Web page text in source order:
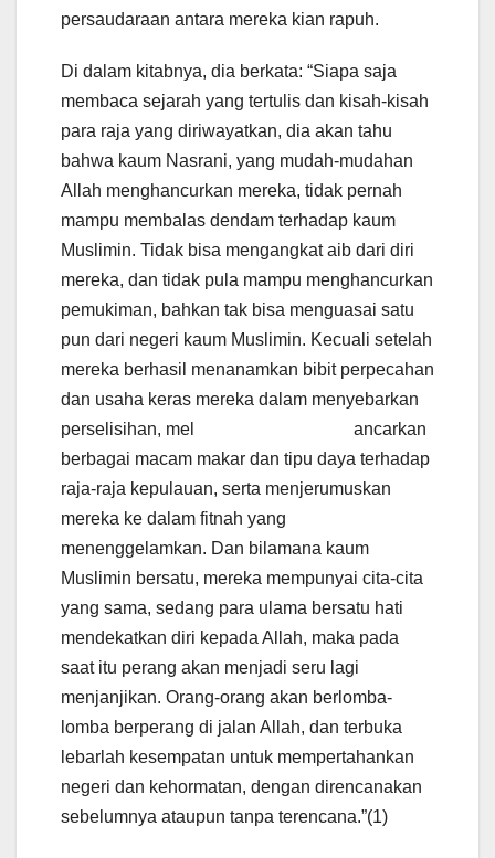
persaudaraan antara mereka kian rapuh.
Di dalam kitabnya, dia berkata: “Siapa saja
membaca sejarah yang tertulis dan kisah-kisah
para raja yang diriwayatkan, dia akan tahu
bahwa kaum Nasrani, yang mudah-mudahan
Allah menghancurkan mereka, tidak pernah
mampu membalas dendam terhadap kaum
Muslimin. Tidak bisa mengangkat aib dari diri
mereka, dan tidak pula mampu menghancurkan
pemukiman, bahkan tak bisa menguasai satu
pun dari negeri kaum Muslimin. Kecuali setelah
mereka berhasil menanamkan bibit perpecahan
dan usaha keras mereka dalam menyebarkan
perselisihan, mel ancarkan
berbagai macam makar dan tipu daya terhadap
raja-raja kepulauan, serta menjerumuskan
mereka ke dalam fitnah yang
menenggelamkan. Dan bilamana kaum
Muslimin bersatu, mereka mempunyai cita-cita
yang sama, sedang para ulama bersatu hati
mendekatkan diri kepada Allah, maka pada
saat itu perang akan menjadi seru lagi
menjanjikan. Orang-orang akan berlomba-
lomba berperang di jalan Allah, dan terbuka
lebarlah kesempatan untuk mempertahankan
negeri dan kehormatan, dengan direncanakan
sebelumnya ataupun tanpa terencana.”(1)